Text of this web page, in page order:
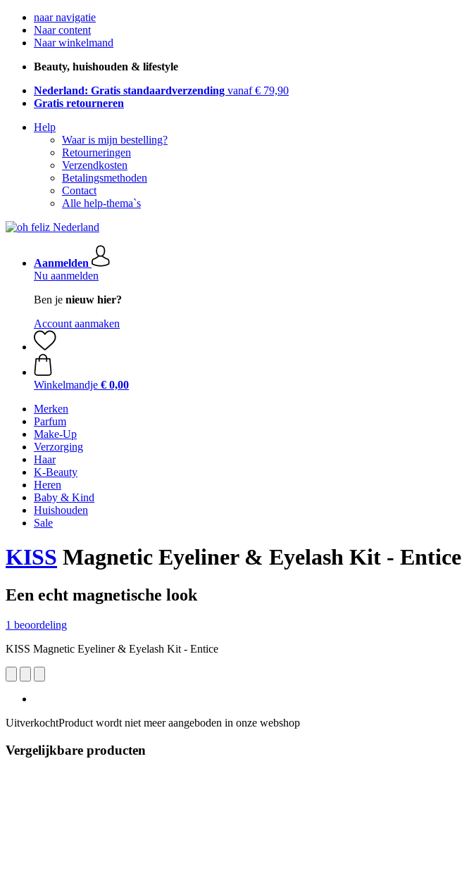
naar navigatie
Naar content
Naar winkelmand
Beauty, huishouden & lifestyle
Nederland: Gratis standaardverzending vanaf € 79,90
Gratis retourneren
Help
Waar is mijn bestelling?
Retourneringen
Verzendkosten
Betalingsmethoden
Contact
Alle help-thema`s
Aanmelden
Nu aanmelden
Ben je nieuw hier?
Account aanmaken
Winkelmandje € 0,00
Merken
Parfum
Make-Up
Verzorging
Haar
K-Beauty
Heren
Baby & Kind
Huishouden
Sale
KISS Magnetic Eyeliner & Eyelash Kit - Entice
Een echt magnetische look
1 beoordeling
KISS Magnetic Eyeliner & Eyelash Kit - Entice
UitverkochtProduct wordt niet meer aangeboden in onze webshop
Vergelijkbare producten